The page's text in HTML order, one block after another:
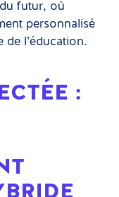
futur, où
personnalisé
de l’éducation.
: